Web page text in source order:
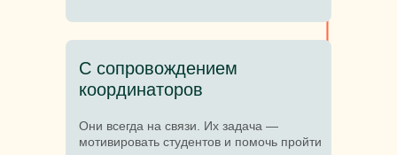
С сопровождением
координаторов
Они всегда на связи. Их задача —
мотивировать студентов и помочь пройти